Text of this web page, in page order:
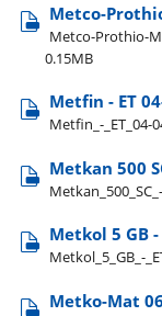
Metco-
Metco-Prothio-
0.15MB
Metfin - ET
Metfin​_-​_ET​_04-
Metkan 500
Metkol 5 GB -
Metkol​_5​_GB​_-​
Metko-Mat